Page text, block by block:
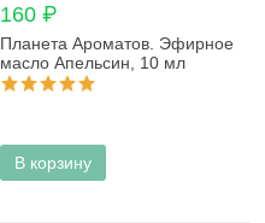
160 ₽
Планета Ароматов. Эфирное
масло Апельсин, 10 мл
В корзину